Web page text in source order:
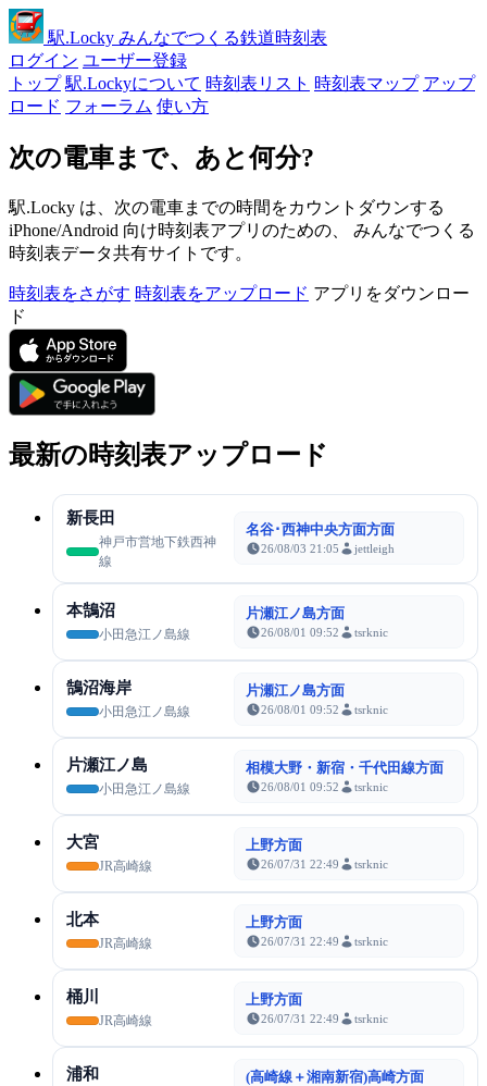
駅.Locky みんなでつくる鉄道時刻表
ログイン ユーザー登録
トップ 駅.Lockyについて 時刻表リスト 時刻表マップ アップ
ロード フォーラム 使い方
次の電車まで、あと何分?
駅.Locky は、次の電車までの時間をカウントダウンする
iPhone/Android 向け時刻表アプリのための、 みんなでつくる
時刻表データ共有サイトです。
時刻表をさがす 時刻表をアップロード アプリをダウンロー
ド
最新の時刻表アップロード
新長田
神戸市営地下鉄西神
線
名谷･西神中央方面方面
26/08/03 21:05 jettleigh
本鵠沼
小田急江ノ島線
片瀬江ノ島方面
26/08/01 09:52 tsrknic
鵠沼海岸
小田急江ノ島線
片瀬江ノ島方面
26/08/01 09:52 tsrknic
片瀬江ノ島
小田急江ノ島線
相模大野・新宿・千代田線方面
26/08/01 09:52 tsrknic
大宮
JR高崎線
上野方面
26/07/31 22:49 tsrknic
北本
JR高崎線
上野方面
26/07/31 22:49 tsrknic
桶川
JR高崎線
上野方面
26/07/31 22:49 tsrknic
浦和 (高崎線＋湘南新宿)高崎方面